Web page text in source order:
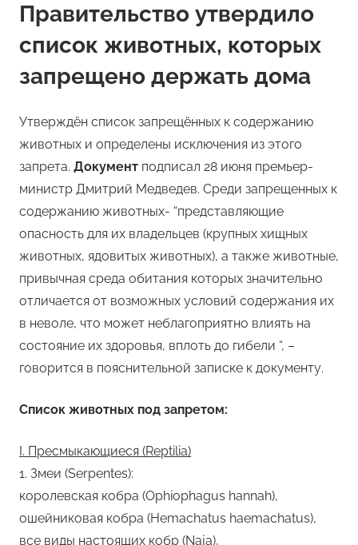
Правительство утвердило
список животных, которых
запрещено держать дома
Утверждён список запрещённых к содержанию
животных и определены исключения из этого
запрета. Документ подписал 28 июня премьер-
министр Дмитрий Медведев. Среди запрещенных к
содержанию животных- “представляющие
опасность для их владельцев (крупных хищных
животных, ядовитых животных), а также животные,
привычная среда обитания которых значительно
отличается от возможных условий содержания их
в неволе, что может неблагоприятно влиять на
состояние их здоровья, вплоть до гибели “, –
говорится в пояснительной записке к документу.
Список животных под запретом:
I. Пресмыкающиеся (Reptilia)
1. Змеи (Serpentes):
королевская кобра (Ophiophagus hannah),
ошейниковая кобра (Hemachatus haemachatus),
все виды настоящих кобр (Naja),